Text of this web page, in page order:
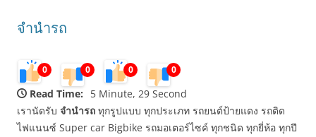
จำนำรถ
0 0 0 0
Read Time:
5 Minute, 29 Second
เรานัดรับ จำนำรถ ทุกรูปแบบ ทุกประเภท รถยนต์ป้ายแดง รถติด
ไฟแนนซ์ Super car Bigbike รถมอเตอร์ไซค์ ทุกชนิด ทุกยี่ห้อ ทุกปี